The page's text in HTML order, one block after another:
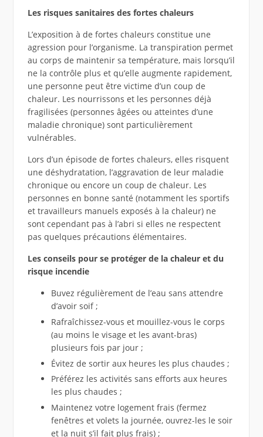
Les risques sanitaires des fortes chaleurs
L’exposition à de fortes chaleurs constitue une
agression pour l’organisme. La transpiration permet
au corps de maintenir sa température, mais lorsqu’il
ne la contrôle plus et qu’elle augmente rapidement,
une personne peut être victime d’un coup de
chaleur. Les nourrissons et les personnes déjà
fragilisées (personnes âgées ou atteintes d’une
maladie chronique) sont particulièrement
vulnérables.
Lors d’un épisode de fortes chaleurs, elles risquent
une déshydratation, l’aggravation de leur maladie
chronique ou encore un coup de chaleur. Les
personnes en bonne santé (notamment les sportifs
et travailleurs manuels exposés à la chaleur) ne
sont cependant pas à l’abri si elles ne respectent
pas quelques précautions élémentaires.
Les conseils pour se protéger de la chaleur et du
risque incendie
Buvez régulièrement de l’eau sans attendre
d’avoir soif ;
Rafraîchissez-vous et mouillez-vous le corps
(au moins le visage et les avant-bras)
plusieurs fois par jour ;
Évitez de sortir aux heures les plus chaudes ;
Préférez les activités sans efforts aux heures
les plus chaudes ;
Maintenez votre logement frais (fermez
fenêtres et volets la journée, ouvrez-les le soir
et la nuit s’il fait plus frais) ;